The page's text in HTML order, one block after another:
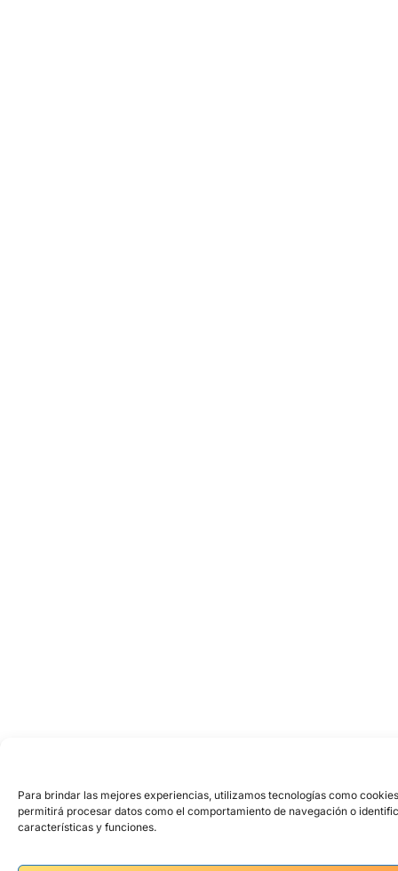
Para brindar las mejores experiencias, utilizamos tecnologías como
permitirá procesar datos como el comportamiento de navegación o
características y funciones.